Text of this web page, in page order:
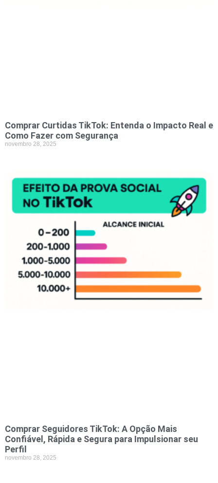
Comprar Curtidas TikTok: Entenda o Impacto Real e
Como Fazer com Segurança
novembro 28, 2025
Comprar Seguidores TikTok: A Opção Mais
Confiável, Rápida e Segura para Impulsionar seu
Perfil
novembro 28, 2025